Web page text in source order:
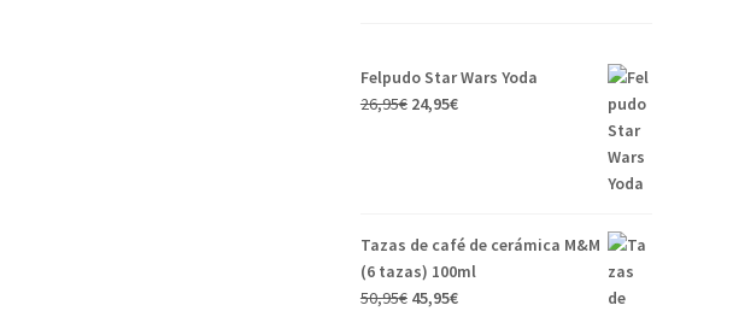
Felpudo Star Wars Yoda
26,95€ 24,95€
Tazas de café de cerámica M&M
(6 tazas) 100ml
50,95€ 45,95€